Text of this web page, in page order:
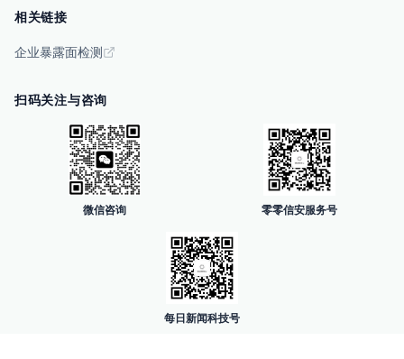
相关链接
企业暴露面检测
扫码关注与咨询
微信咨询 零零信安服务号
每日新闻科技号